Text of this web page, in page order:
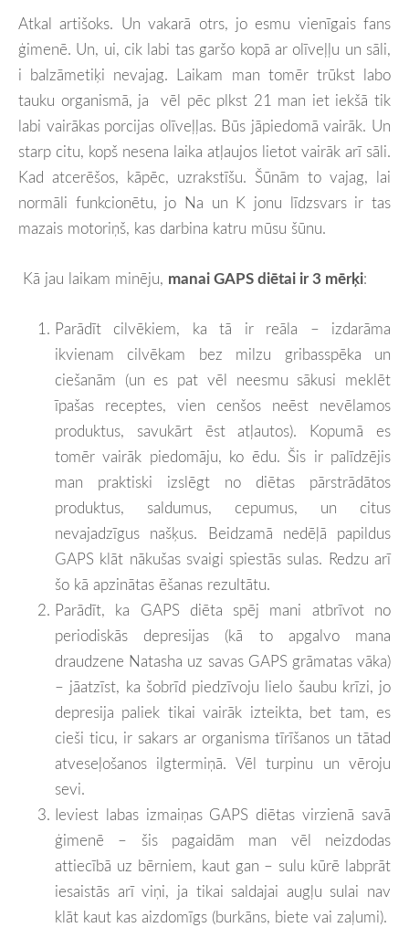
Atkal artišoks. Un vakarā otrs, jo esmu vienīgais fans
ģimenē. Un, ui, cik labi tas garšo kopā ar olīveļļu un sāli,
i balzāmetiķi nevajag. Laikam man tomēr trūkst labo
tauku organismā, ja vēl pēc plkst 21 man iet iekšā tik
labi vairākas porcijas olīveļļas. Būs jāpiedomā vairāk. Un
starp citu, kopš nesena laika atļaujos lietot vairāk arī sāli.
Kad atcerēšos, kāpēc, uzrakstīšu. Šūnām to vajag, lai
normāli funkcionētu, jo Na un K jonu līdzsvars ir tas
mazais motoriņš, kas darbina katru mūsu šūnu.
Kā jau laikam minēju, manai GAPS diētai ir 3 mērķi:
Parādīt cilvēkiem, ka tā ir reāla – izdarāma
ikvienam cilvēkam bez milzu gribasspēka un
ciešanām (un es pat vēl neesmu sākusi meklēt
īpašas receptes, vien cenšos neēst nevēlamos
produktus, savukārt ēst atļautos). Kopumā es
tomēr vairāk piedomāju, ko ēdu. Šis ir palīdzējis
man praktiski izslēgt no diētas pārstrādātos
produktus, saldumus, cepumus, un citus
nevajadzīgus našķus. Beidzamā nedēļā papildus
GAPS klāt nākušas svaigi spiestās sulas. Redzu arī
šo kā apzinātas ēšanas rezultātu.
Parādīt, ka GAPS diēta spēj mani atbrīvot no
periodiskās depresijas (kā to apgalvo mana
draudzene Natasha uz savas GAPS grāmatas vāka)
– jāatzīst, ka šobrīd piedzīvoju lielo šaubu krīzi, jo
depresija paliek tikai vairāk izteikta, bet tam, es
cieši ticu, ir sakars ar organisma tīrīšanos un tātad
atveseļošanos ilgtermiņā. Vēl turpinu un vēroju
sevi.
Ieviest labas izmaiņas GAPS diētas virzienā savā
ģimenē – šis pagaidām man vēl neizdodas
attiecībā uz bērniem, kaut gan – sulu kūrē labprāt
iesaistās arī viņi, ja tikai saldajai augļu sulai nav
klāt kaut kas aizdomīgs (burkāns, biete vai zaļumi).